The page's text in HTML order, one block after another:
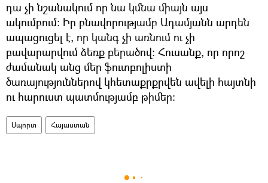
դա չի նշանակում որ նա կմնա միայն այս
ակումբում: Իր բնավորությամբ Ադամյանն արդեն
ապացուցել է, որ կանգ չի առնում ու չի
բավարարվում ձեռք բերածով: Հուսանք, որ որոշ
ժամանակ անց մեր ֆուտբոլիստի
ծառայություններով կհետաքրքրվեն ավելի հայտնի
ու հարուստ պատմությամբ թիմեր:
Սպորտ Հայաստան